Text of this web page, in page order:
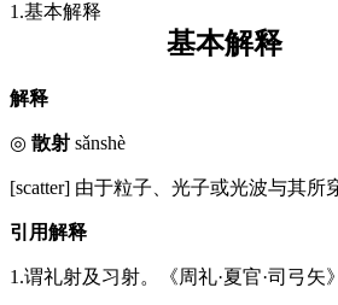
1.基本解释
基本解释
解释
◎ 散射 sǎnshè
[scatter] 由于粒子、光子或光波与其
引用解释
1.谓礼射及习射。《周礼·夏官·司弓